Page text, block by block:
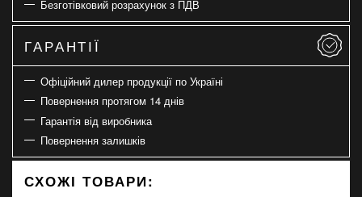
Безготівковий розрахунок з ПДВ
ГАРАНТІЇ
Офіційний дилер продукції по Україні
Повернення протягом 14 днів
Гарантія від виробника
Повернення залишків
СХОЖІ ТОВАРИ: